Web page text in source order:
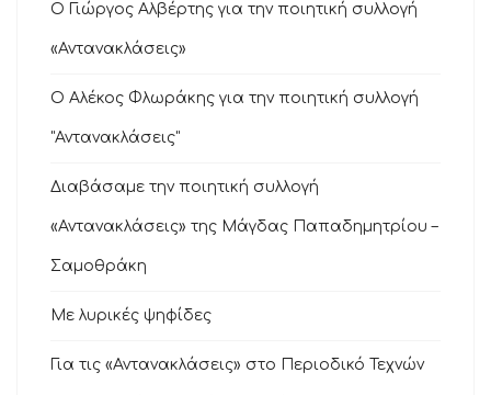
O Γιώργος Αλβέρτης για την ποιητική συλλογή
«Αντανακλάσεις»
Ο Αλέκος Φλωράκης για την ποιητική συλλογή
"Αντανακλάσεις"
Διαβάσαμε την ποιητική συλλογή
«Αντανακλάσεις» της Μάγδας Παπαδημητρίου –
Σαμοθράκη
Με λυρικές ψηφίδες
Για τις «Αντανακλάσεις» στο Περιοδικό Τεχνών